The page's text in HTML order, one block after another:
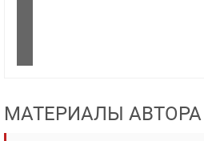
МАТЕРИАЛЫ АВТОРА